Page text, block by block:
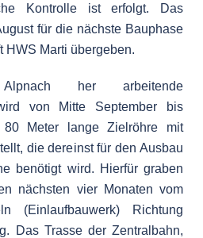
Kontrolle ist erfolgt. Das
für die nächste Bauphase
HWS Marti übergeben.
her arbeitende
von Mitte September bis
Meter lange Zielröhre mit
die dereinst für den Ausbau
benötigt wird. Hierfür graben
nächsten vier Monaten vom
(Einlaufbauwerk) Richtung
Das Trasse der Zentralbahn,